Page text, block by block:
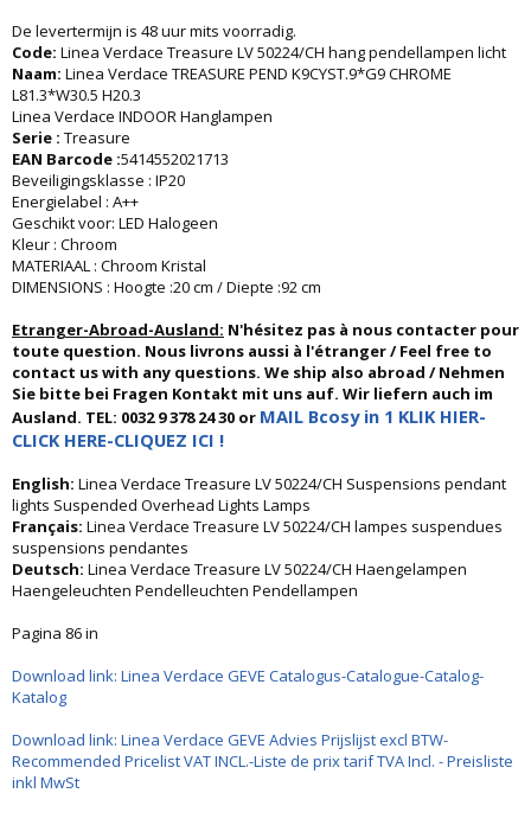
De levertermijn is 48 uur mits voorradig.
Code: Linea Verdace Treasure LV 50224/CH hang pendellampen licht
Naam: Linea Verdace TREASURE PEND K9CYST.9*G9 CHROME
L81.3*W30.5 H20.3
Linea Verdace INDOOR Hanglampen
Serie : Treasure
EAN Barcode :5414552021713
Beveiligingsklasse : IP20
Energielabel : A++
Geschikt voor: LED Halogeen
Kleur : Chroom
MATERIAAL : Chroom Kristal
DIMENSIONS : Hoogte :20 cm / Diepte :92 cm
Etranger-Abroad-Ausland: N'hésitez pas à nous contacter pour
toute question. Nous livrons aussi à l'étranger / Feel free to
contact us with any questions. We ship also abroad / Nehmen
Sie bitte bei Fragen Kontakt mit uns auf. Wir liefern auch im
Ausland. TEL: 0032 9 378 24 30 or MAIL Bcosy in 1 KLIK HIER-
CLICK HERE-CLIQUEZ ICI !
English: Linea Verdace Treasure LV 50224/CH Suspensions pendant
lights Suspended Overhead Lights Lamps
Français: Linea Verdace Treasure LV 50224/CH lampes suspendues
suspensions pendantes
Deutsch: Linea Verdace Treasure LV 50224/CH Haengelampen
Haengeleuchten Pendelleuchten Pendellampen
Pagina 86 in
Download link: Linea Verdace GEVE Catalogus-Catalogue-Catalog-
Katalog
Download link: Linea Verdace GEVE Advies Prijslijst excl BTW-
Recommended Pricelist VAT INCL.-Liste de prix tarif TVA Incl. - Preisliste
inkl MwSt